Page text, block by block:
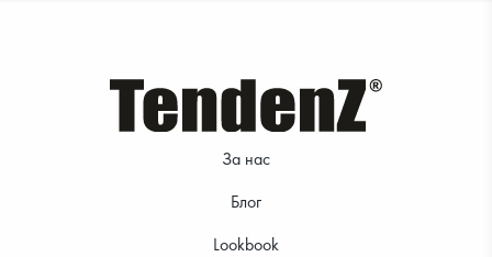
11.99 €
За нас
Блог
Lookbook